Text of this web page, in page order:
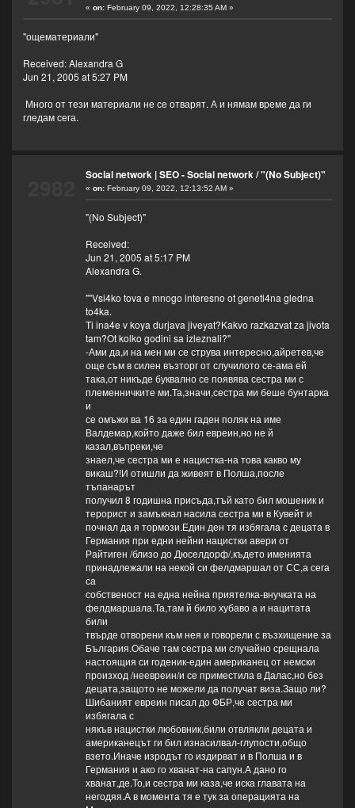
« on:February 09, 2022, 12:28:35 AM »
"ощематериали"
Received: Alexandra G
Jun 21, 2005 at 5:27 PM
Много от тези материали не се отварят. А и нямам време да ги
гледам сега.
Social network | SEO - Social network/"(No Subject)"
« on:February 09, 2022, 12:13:52 AM »
"(No Subject)"
Received:
Jun 21, 2005 at 5:17 PM
Alexandra G.
""Vsi4ko tova e mnogo interesno ot geneti4na gledna
to4ka.
Ti ina4e v koya durjava jiveyat?Kakvo razkazvat za jivota
tam?Ot kolko godini sa izleznali?"
-Ами да,и на мен ми се струва интересно,айретев,че
още съм в силен възторг от случилото се-ама ей
така,от никъде буквално се появява сестра ми с
племенничките ми.Та,значи,сестра ми беше бунтарка
и
се омъжи ва 16 за един гаден поляк на име
Валдемар,който даже бил евреин,но не й
казал,въпреки,че
знаел,че сестра ми е нацистка-на това какво му
викаш?!И отишли да живеят в Полша,после
тъпанарът
получил 8 годишна присъда,тъй като бил мошеник и
терорист и замъкнал насила сестра ми в Кувейт и
почнал да я тормози.Един ден тя избягала с децата в
Германия при едни нейни нацистки авери от
Райтиген /близо до Дюселдорф/,където именията
принадлежали на некой си фелдмаршал от СС,а сега
са
собственост на една нейна приятелка-внучката на
фелдмаршала.Та,там й било хубаво а и нацитата
били
твърде отворени към нея и говорели с възхищение за
България.Обаче там сестра ми случайно срещнала
настоящия си годеник-един американец от немски
произход /неевреин/и се приместила в Далас,но без
децата,защото не можели да получат виза.Защо ли?
Шибаният евреин писал до ФБР,че сестра ми
избягала с
някъв нацистки любовник,били отвлякли децата и
американецът ги бил изнасилвал-глупости,общо
взето.Иначе изродът го издирват и в Полша и в
Германия и ако го хванат-на сапун.А дано го
хванат,де.То,и сестра ми каза,че иска главата на
негодяя.А в момента тя е тук за операцията на